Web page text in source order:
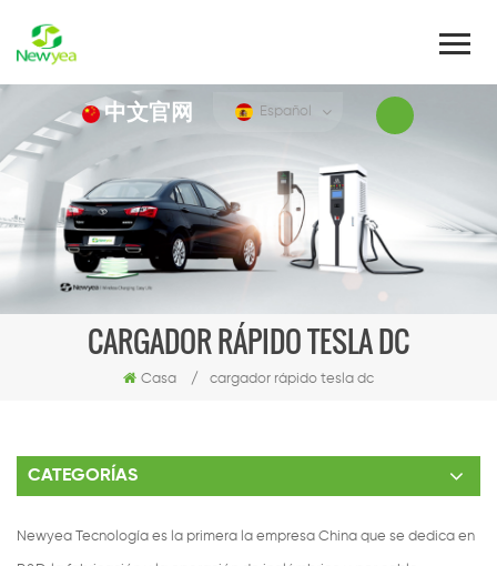
中文官网 Español
CARGADOR RÁPIDO TESLA DC
Casa / cargador rápido tesla dc
CATEGORÍAS
Newyea Tecnología es la primera la empresa China que se dedica en